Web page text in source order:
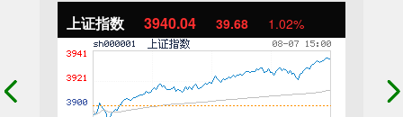
上证指数 3940.04 39.68 1.02%